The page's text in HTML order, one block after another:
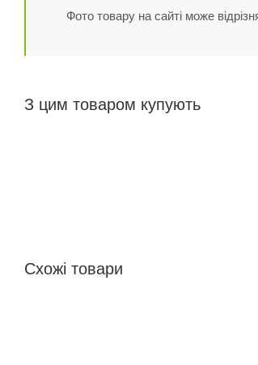
Фото товару на сайті може
З цим товаром купують
Схожі товари